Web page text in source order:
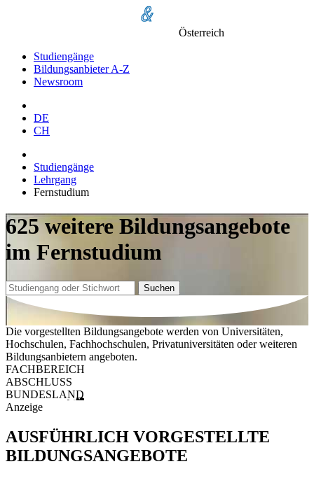
Österreich
Studiengänge
Bildungsanbieter A-Z
Newsroom
DE
CH
Studiengänge
Lehrgang
Fernstudium
625 weitere Bildungsangebote
im Fernstudium
Suchen
Die vorgestellten Bildungsangebote werden von Universitäten,
Hochschulen, Fachhochschulen, Privatuniversitäten oder weiteren
Bildungsanbietern angeboten.
FACHBEREICH
ABSCHLUSS
BUNDESLAND
Anzeige
AUSFÜHRLICH VORGESTELLTE
BILDUNGSANGEBOTE